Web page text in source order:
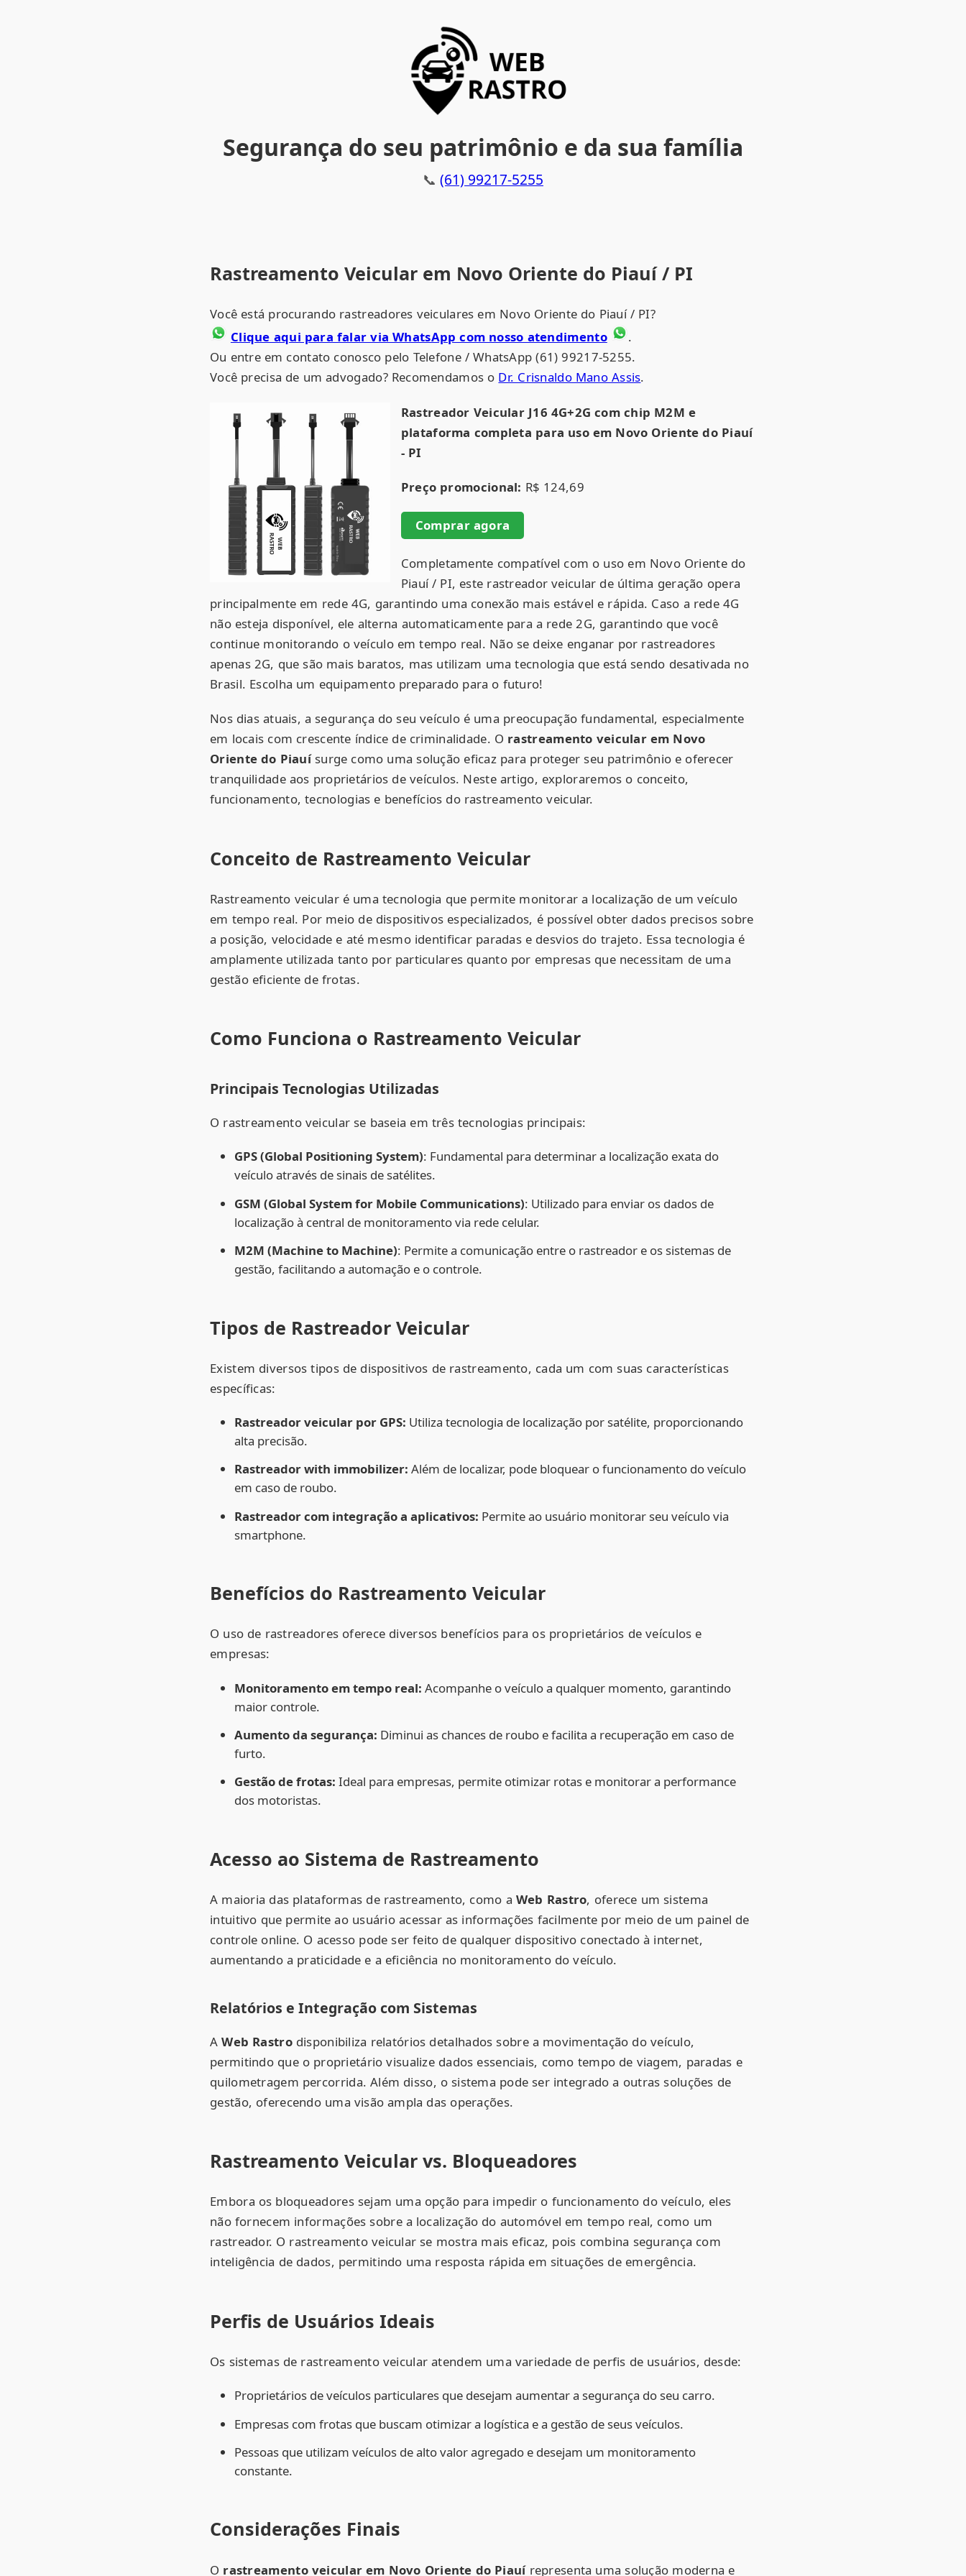
Segurança do seu patrimônio e da sua família
📞 (61) 99217-5255
Rastreamento Veicular em Novo Oriente do Piauí / PI
Você está procurando rastreadores veiculares em Novo Oriente do Piauí / PI?
Clique aqui para falar via WhatsApp com nosso atendimento
.
Ou entre em contato conosco pelo Telefone / WhatsApp (61) 99217-5255.
Você precisa de um advogado? Recomendamos o Dr. Crisnaldo Mano Assis.
Rastreador Veicular J16 4G+2G com chip M2M e
plataforma completa para uso em Novo Oriente do Piauí
- PI
Preço promocional: R$ 124,69
Comprar agora
Completamente compatível com o uso em Novo Oriente do
Piauí / PI, este rastreador veicular de última geração opera
principalmente em rede 4G, garantindo uma conexão mais estável e rápida. Caso a rede 4G
não esteja disponível, ele alterna automaticamente para a rede 2G, garantindo que você
continue monitorando o veículo em tempo real. Não se deixe enganar por rastreadores
apenas 2G, que são mais baratos, mas utilizam uma tecnologia que está sendo desativada no
Brasil. Escolha um equipamento preparado para o futuro!
Nos dias atuais, a segurança do seu veículo é uma preocupação fundamental, especialmente
em locais com crescente índice de criminalidade. O rastreamento veicular em Novo
Oriente do Piauísurge como uma solução eficaz para proteger seu patrimônio e oferecer
tranquilidade aos proprietários de veículos. Neste artigo, exploraremos o conceito,
funcionamento, tecnologias e benefícios do rastreamento veicular.
Conceito de Rastreamento Veicular
Rastreamento veicular é uma tecnologia que permite monitorar a localização de um veículo
em tempo real. Por meio de dispositivos especializados, é possível obter dados precisos sobre
a posição, velocidade e até mesmo identificar paradas e desvios do trajeto. Essa tecnologia é
amplamente utilizada tanto por particulares quanto por empresas que necessitam de uma
gestão eficiente de frotas.
Como Funciona o Rastreamento Veicular
Principais Tecnologias Utilizadas
O rastreamento veicular se baseia em três tecnologias principais:
GPS (Global Positioning System): Fundamental para determinar a localização exata do
veículo através de sinais de satélites.
GSM (Global System for Mobile Communications): Utilizado para enviar os dados de
localização à central de monitoramento via rede celular.
M2M (Machine to Machine): Permite a comunicação entre o rastreador e os sistemas de
gestão, facilitando a automação e o controle.
Tipos de Rastreador Veicular
Existem diversos tipos de dispositivos de rastreamento, cada um com suas características
específicas:
Rastreador veicular por GPS: Utiliza tecnologia de localização por satélite, proporcionando
alta precisão.
Rastreador with immobilizer: Além de localizar, pode bloquear o funcionamento do veículo
em caso de roubo.
Rastreador com integração a aplicativos: Permite ao usuário monitorar seu veículo via
smartphone.
Benefícios do Rastreamento Veicular
O uso de rastreadores oferece diversos benefícios para os proprietários de veículos e
empresas:
Monitoramento em tempo real: Acompanhe o veículo a qualquer momento, garantindo
maior controle.
Aumento da segurança: Diminui as chances de roubo e facilita a recuperação em caso de
furto.
Gestão de frotas: Ideal para empresas, permite otimizar rotas e monitorar a performance
dos motoristas.
Acesso ao Sistema de Rastreamento
A maioria das plataformas de rastreamento, como a Web Rastro, oferece um sistema
intuitivo que permite ao usuário acessar as informações facilmente por meio de um painel de
controle online. O acesso pode ser feito de qualquer dispositivo conectado à internet,
aumentando a praticidade e a eficiência no monitoramento do veículo.
Relatórios e Integração com Sistemas
AWeb Rastrodisponibiliza relatórios detalhados sobre a movimentação do veículo,
permitindo que o proprietário visualize dados essenciais, como tempo de viagem, paradas e
quilometragem percorrida. Além disso, o sistema pode ser integrado a outras soluções de
gestão, oferecendo uma visão ampla das operações.
Rastreamento Veicular vs. Bloqueadores
Embora os bloqueadores sejam uma opção para impedir o funcionamento do veículo, eles
não fornecem informações sobre a localização do automóvel em tempo real, como um
rastreador. O rastreamento veicular se mostra mais eficaz, pois combina segurança com
inteligência de dados, permitindo uma resposta rápida em situações de emergência.
Perfis de Usuários Ideais
Os sistemas de rastreamento veicular atendem uma variedade de perfis de usuários, desde:
Proprietários de veículos particulares que desejam aumentar a segurança do seu carro.
Empresas com frotas que buscam otimizar a logística e a gestão de seus veículos.
Pessoas que utilizam veículos de alto valor agregado e desejam um monitoramento
constante.
Considerações Finais
O rastreamento veicular em Novo Oriente do Piauírepresenta uma solução moderna e